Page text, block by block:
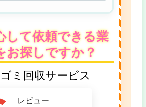
して依頼できる業
お探しですか？
ミ回収サービス
レビュー